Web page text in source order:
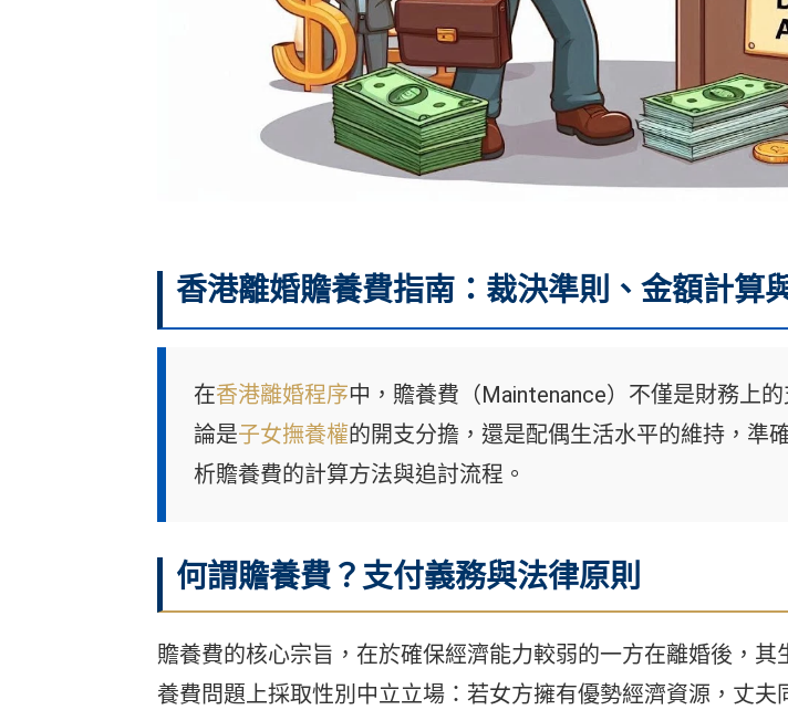
香港離婚贍養費指南：裁決準則、金額計算
在香港離婚程序中，贍養費（Maintenance）不僅是財務上
論是子女撫養權的開支分擔，還是配偶生活水平的維持，準
析贍養費的計算方法與追討流程。
何謂贍養費？支付義務與法律原則
贍養費的核心宗旨，在於確保經濟能力較弱的一方在離婚後，
養費問題上採取性別中立立場：若女方擁有優勢經濟資源，丈